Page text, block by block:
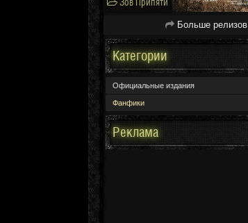
Зов Припяти
Больше релизов
Категории
Официальные издания
Фанфики
Реклама